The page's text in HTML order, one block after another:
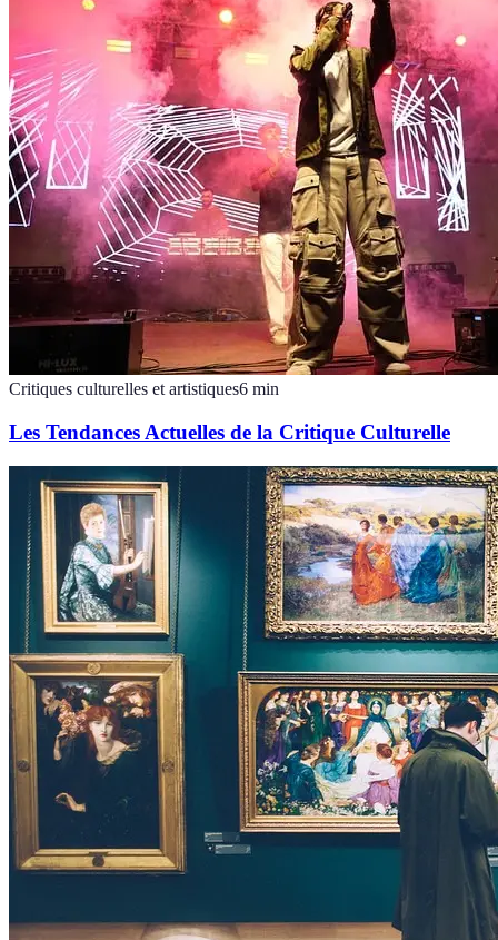
Critiques culturelles et artistiques6 min
Les Tendances Actuelles de la Critique Culturelle